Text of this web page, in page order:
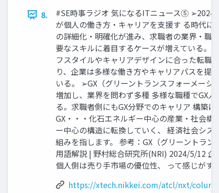
8.
#SE時事ラジオ 気になるITニュース⑤ ➢2024
が個人の働き方・キャリアを支援す る時代
の詳細化・明確化が進み、求職者の業界・職
要なスキルに着目するケースが増えている。
フスタイルやキャリアデザインに合った転職
り、企業は多様な働き方やキャリアパスを提
いる。 ➢GX（グリーントランスフォーメーシ
増加し、業界を問わず多種 多様な職種でGX
る。求職者側にもGX分野でのキャリア 構築
GX・・・化石エネルギー中心の産業・社会構
ー中心の構造に転換していく、 経済社会シス
組みを指します。 参考：GX（グリーントラ
用語解説 | 野村総合研究所(NRI) 2024/5/12
個人側は売り手市場の優位性、 って感じがす
https://xtech.nikkei.com/atcl/nxt/